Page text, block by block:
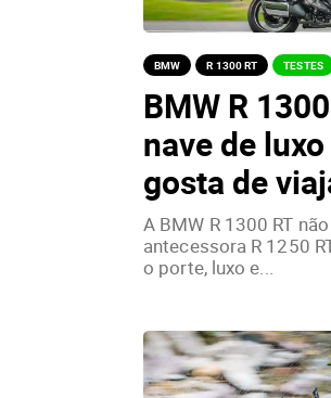
BMW R 1300 RT TESTES
BMW R
nave de
gosta de
A BMW R 1300 RT
antecessora R 1250
o porte, luxo e...